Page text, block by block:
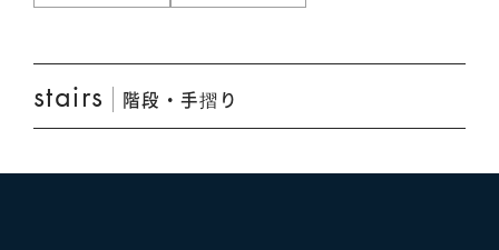
stairs 階段・手摺り